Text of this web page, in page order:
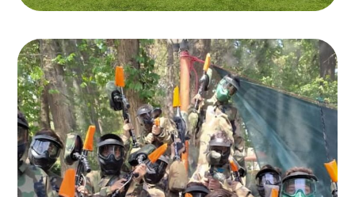
اردوی پینت بال